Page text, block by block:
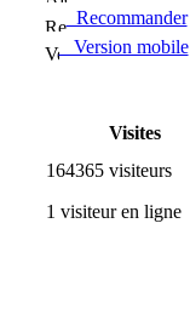
Recommander
Version mobile
Visites
164365 visiteurs
1 visiteur en ligne